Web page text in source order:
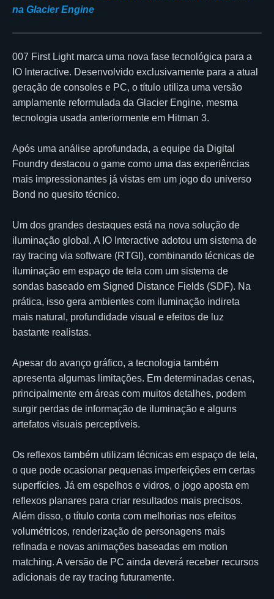
na Glacier Engine
007 First Light marca uma nova fase tecnológica para a
IO Interactive. Desenvolvido exclusivamente para a atual
geração de consoles e PC, o título utiliza uma versão
amplamente reformulada da Glacier Engine, mesma
tecnologia usada anteriormente em Hitman 3.
Após uma análise aprofundada, a equipe da Digital
Foundry destacou o game como uma das experiências
mais impressionantes já vistas em um jogo do universo
Bond no quesito técnico.
Um dos grandes destaques está na nova solução de
iluminação global. A IO Interactive adotou um sistema de
ray tracing via software (RTGI), combinando técnicas de
iluminação em espaço de tela com um sistema de
sondas baseado em Signed Distance Fields (SDF). Na
prática, isso gera ambientes com iluminação indireta
mais natural, profundidade visual e efeitos de luz
bastante realistas.
Apesar do avanço gráfico, a tecnologia também
apresenta algumas limitações. Em determinadas cenas,
principalmente em áreas com muitos detalhes, podem
surgir perdas de informação de iluminação e alguns
artefatos visuais perceptíveis.
Os reflexos também utilizam técnicas em espaço de tela,
o que pode ocasionar pequenas imperfeições em certas
superfícies. Já em espelhos e vidros, o jogo aposta em
reflexos planares para criar resultados mais precisos.
Além disso, o título conta com melhorias nos efeitos
volumétricos, renderização de personagens mais
refinada e novas animações baseadas em motion
matching. A versão de PC ainda deverá receber recursos
adicionais de ray tracing futuramente.